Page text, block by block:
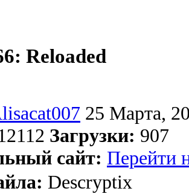
Reloaded
25 Марта,
Загрузки: 907
сайт: Перейти
Descryptix